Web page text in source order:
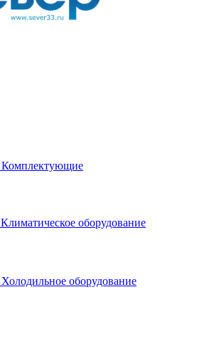
Комплектующие
Климатическое оборудование
Холодильное оборудование